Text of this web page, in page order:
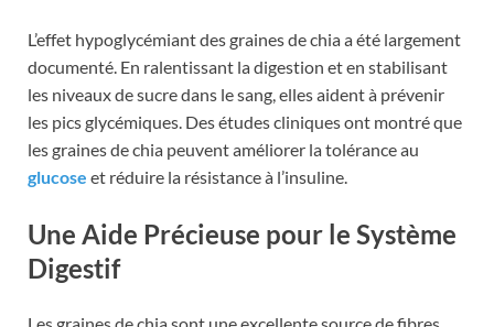
L’effet hypoglycémiant des graines de chia a été largement
documenté. En ralentissant la digestion et en stabilisant
les niveaux de sucre dans le sang, elles aident à prévenir
les pics glycémiques. Des études cliniques ont montré que
les graines de chia peuvent améliorer la tolérance au
glucose et réduire la résistance à l’insuline.
Une Aide Précieuse pour le Système
Digestif
Les graines de chia sont une excellente source de fibres